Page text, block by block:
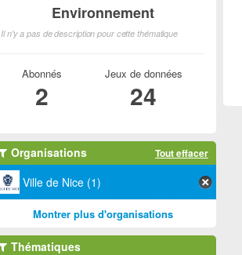
Environnement
Il n'y a pas de description pour cette thématique
Abonnés
2
Jeux de données
24
Organisations Tout effacer
Ville de Nice (1)
Montrer plus d'organisations
Thématiques